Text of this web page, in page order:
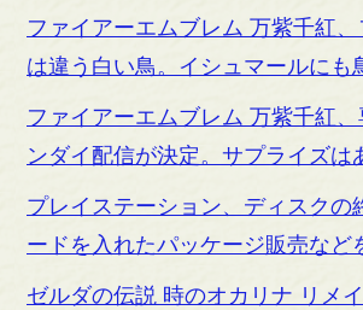
ファイアーエムブレム 万紫千紅、
は違う白い鳥。イシュマールに
ファイアーエムブレム 万紫千紅
ンダイ配信が決定。サプライズは
プレイステーション、ディスクの
ードを入れたパッケージ販売など
ゼルダの伝説 時のオカリナ リメ